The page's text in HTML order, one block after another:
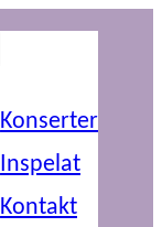
Konserter
Inspelat
Kontakt